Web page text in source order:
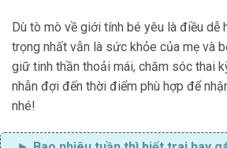
Dù tò mò về giới tính bé yêu là điều dễ
trọng nhất vẫn là sức khỏe của mẹ và
giữ tinh thần thoải mái, chăm sóc thai
nhẫn đợi đến thời điểm phù hợp để
nhé!